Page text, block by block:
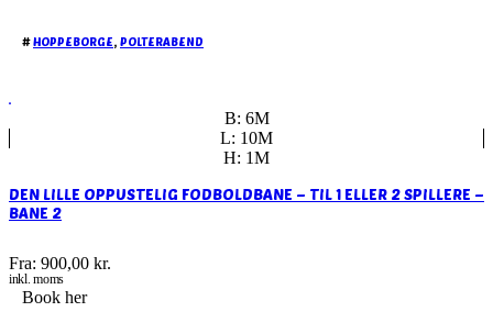
#HOPPEBORGE POLTERABEND
B: 6M
L: 10M
H: 1M
DEN LILLE OPPUSTELIG FODBOLDBANE – TIL 1 ELLER 2 SPILLERE –
BANE 2
Fra: 900,00 kr.
inkl. moms
Book her